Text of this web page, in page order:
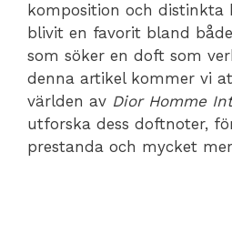
komposition och distinkta
blivit en favorit bland
som söker en doft som
denna artikel kommer vi
världen av Dior Homme
utforska dess doftnoter,
prestanda och mycket